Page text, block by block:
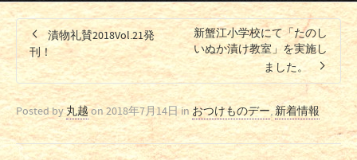
漬物礼賛2018Vol.21発
刊！
新蟹江小学校にて「たのし
いぬか漬け教室」を実施し
ました。
Posted by丸越on2018年7月14日in おつけものデー,新着情報